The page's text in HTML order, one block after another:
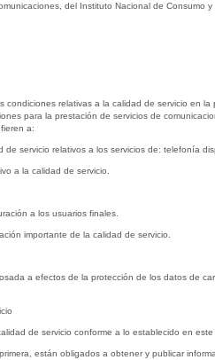
del Instituto Nacional de Consumo
relativas a la calidad de servicio en
para la prestación de servicios de
a:
servicio relativos a los servicios de: telefonía
a la calidad de servicio.
a los usuarios finales.
importante de la calidad de servicio.
a efectos de la protección de los datos de
de servicio conforme a lo establecido en
están obligados a obtener y publicar